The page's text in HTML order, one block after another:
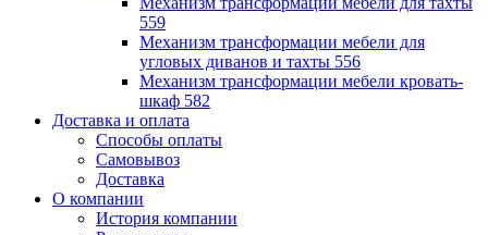
559
Механизм трансформации мебели для
угловых диванов и тахты 556
Механизм трансформации мебели кровать-
шкаф 582
Доставка и оплата
Способы оплаты
Самовывоз
Доставка
О компании
История компании